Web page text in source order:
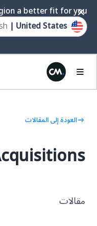
العودة إلى المقالات
مقالات
a better fit for you?
United States |